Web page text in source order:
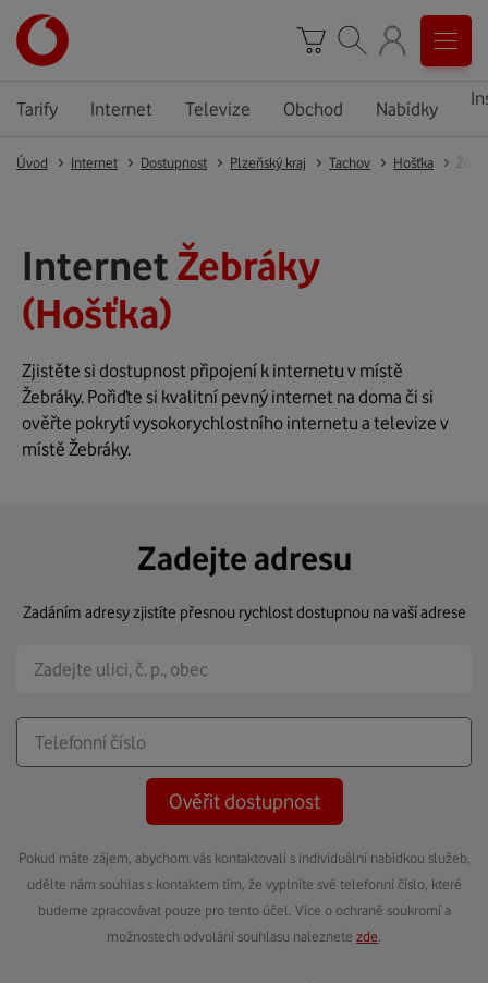
Tarify Internet Televize Obchod Nabídky
Úvod Internet Dostupnost Plzeňský kraj Tachov Hošťka
Internet Žebráky
(Hošťka)
Zjistěte si dostupnost připojení k internetu v místě
Žebráky. Pořiďte si kvalitní pevný internet na doma či si
ověřte pokrytí vysokorychlostního internetu a televize v
místě Žebráky.
Zadejte adresu
Zadáním adresy zjistíte přesnou rychlost dostupnou na vaší adrese
Ověřit dostupnost
Pokud máte zájem, abychom vás kontaktovali s individuální nabídkou služeb,
udělte nám souhlas s kontaktem tím, že vyplníte své telefonní číslo, které
budeme zpracovávat pouze pro tento účel. Více o ochraně soukromí a
možnostech odvolání souhlasu naleznete zde